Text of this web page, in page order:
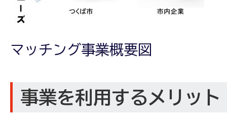
マッチング事業概要図
事業を利用するメリット